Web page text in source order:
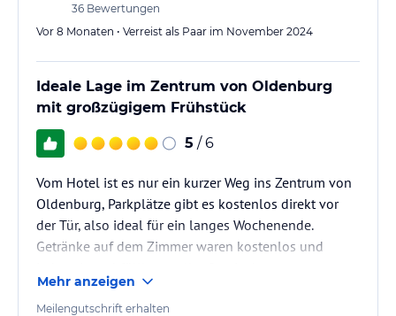
36 Bewertungen
Vor 8 Monaten • Verreist als Paar im November 2024
Ideale Lage im Zentrum von Oldenburg
mit großzügigem Frühstück
5 / 6
Vom Hotel ist es nur ein kurzer Weg ins Zentrum von
Oldenburg, Parkplätze gibt es kostenlos direkt vor
der Tür, also ideal für ein langes Wochenende.
Getränke auf dem Zimmer waren kostenlos und
Mehr anzeigen
Meilengutschrift erhalten